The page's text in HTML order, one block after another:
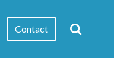
Contact